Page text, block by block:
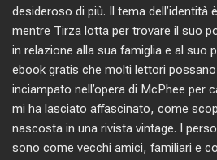
desideroso di più. Il tema dell’identità
mentre Tirza lotta per trovare il suo
in relazione alla sua famiglia e al suo
ebook gratis che molti lettori
inciampato nell’opera di McPhee per
mi ha lasciato affascinato, come
nascosta in una rivista vintage. I
sono come vecchi amici, familiari e